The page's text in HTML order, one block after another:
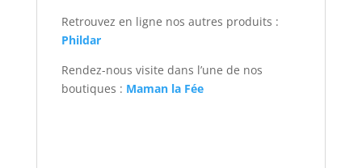
Retrouvez en ligne nos autres produits :
Phildar
Rendez-nous visite dans l’une de nos
boutiques : Maman la Fée